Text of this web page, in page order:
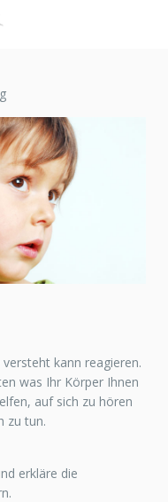
kann reagieren.
was Ihr Körper Ihnen
auf sich zu hören
zu tun.
erkläre die